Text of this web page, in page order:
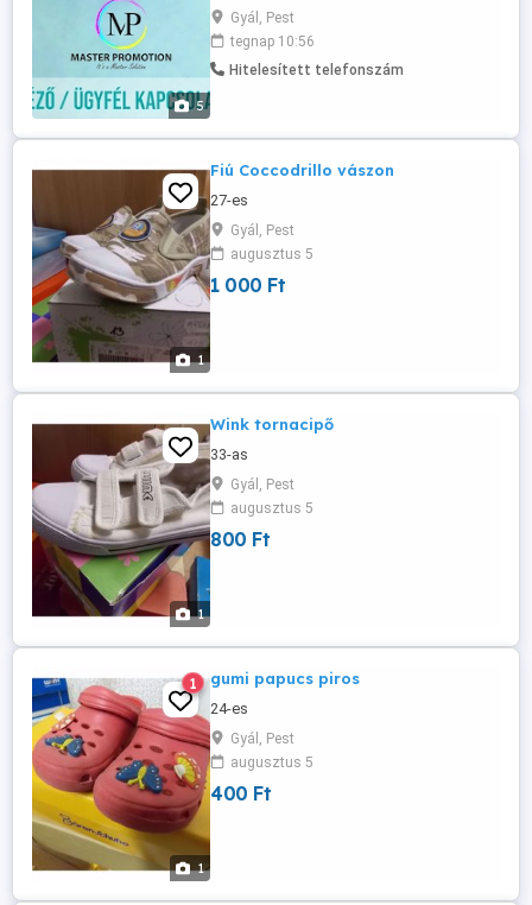
5
reklámipari vállalkozásunk új munkatársat
keres. Elsősorban Gyálról és a dél-pesti
régióból várjuk a jelentkezőket.
Feladataid: - ügyfelek fogadása
...
Gyál, Pest
tegnap 10:56
Hitelesített telefonszám
1
Fiú Coccodrillo vászon
27-es
Gyál, Pest
augusztus 5
1 000 Ft
1
Wink tornacipő
33-as
Gyál, Pest
augusztus 5
800 Ft
1
1 gumi papucs piros
24-es
Gyál, Pest
augusztus 5
400 Ft